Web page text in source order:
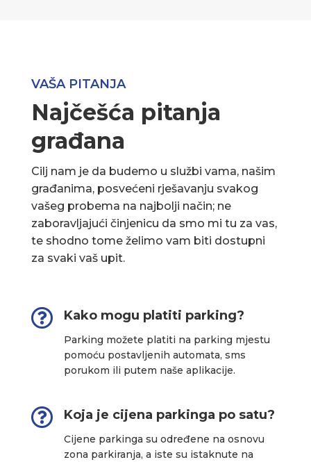
VAŠA PITANJA
Najčešća pitanja
građana
Cilj nam je da budemo u službi vama, našim
građanima, posvećeni rješavanju svakog
vašeg probema na najbolji način; ne
zaboravljajući činjenicu da smo mi tu za vas,
te shodno tome želimo vam biti dostupni
za svaki vaš upit.
 Kako mogu platiti parking?
Parking možete platiti na parking mjestu
pomoću postavljenih automata, sms
porukom ili putem naše aplikacije.
 Koja je cijena parkinga po satu?
Cijene parkinga su određene na osnovu
zona parkiranja, a iste su istaknute na